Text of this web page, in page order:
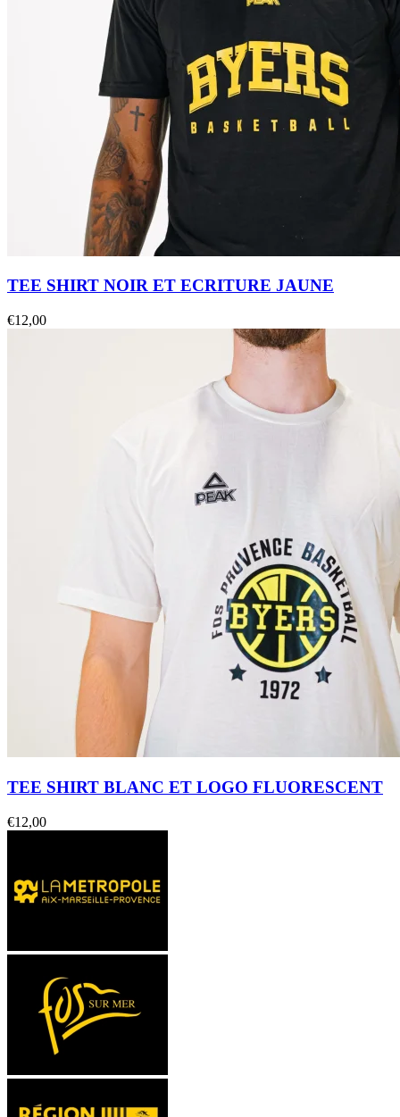
TEE SHIRT NOIR ET ECRITURE JAUNE
€12,00
TEE SHIRT BLANC ET LOGO FLUORESCENT
€12,00